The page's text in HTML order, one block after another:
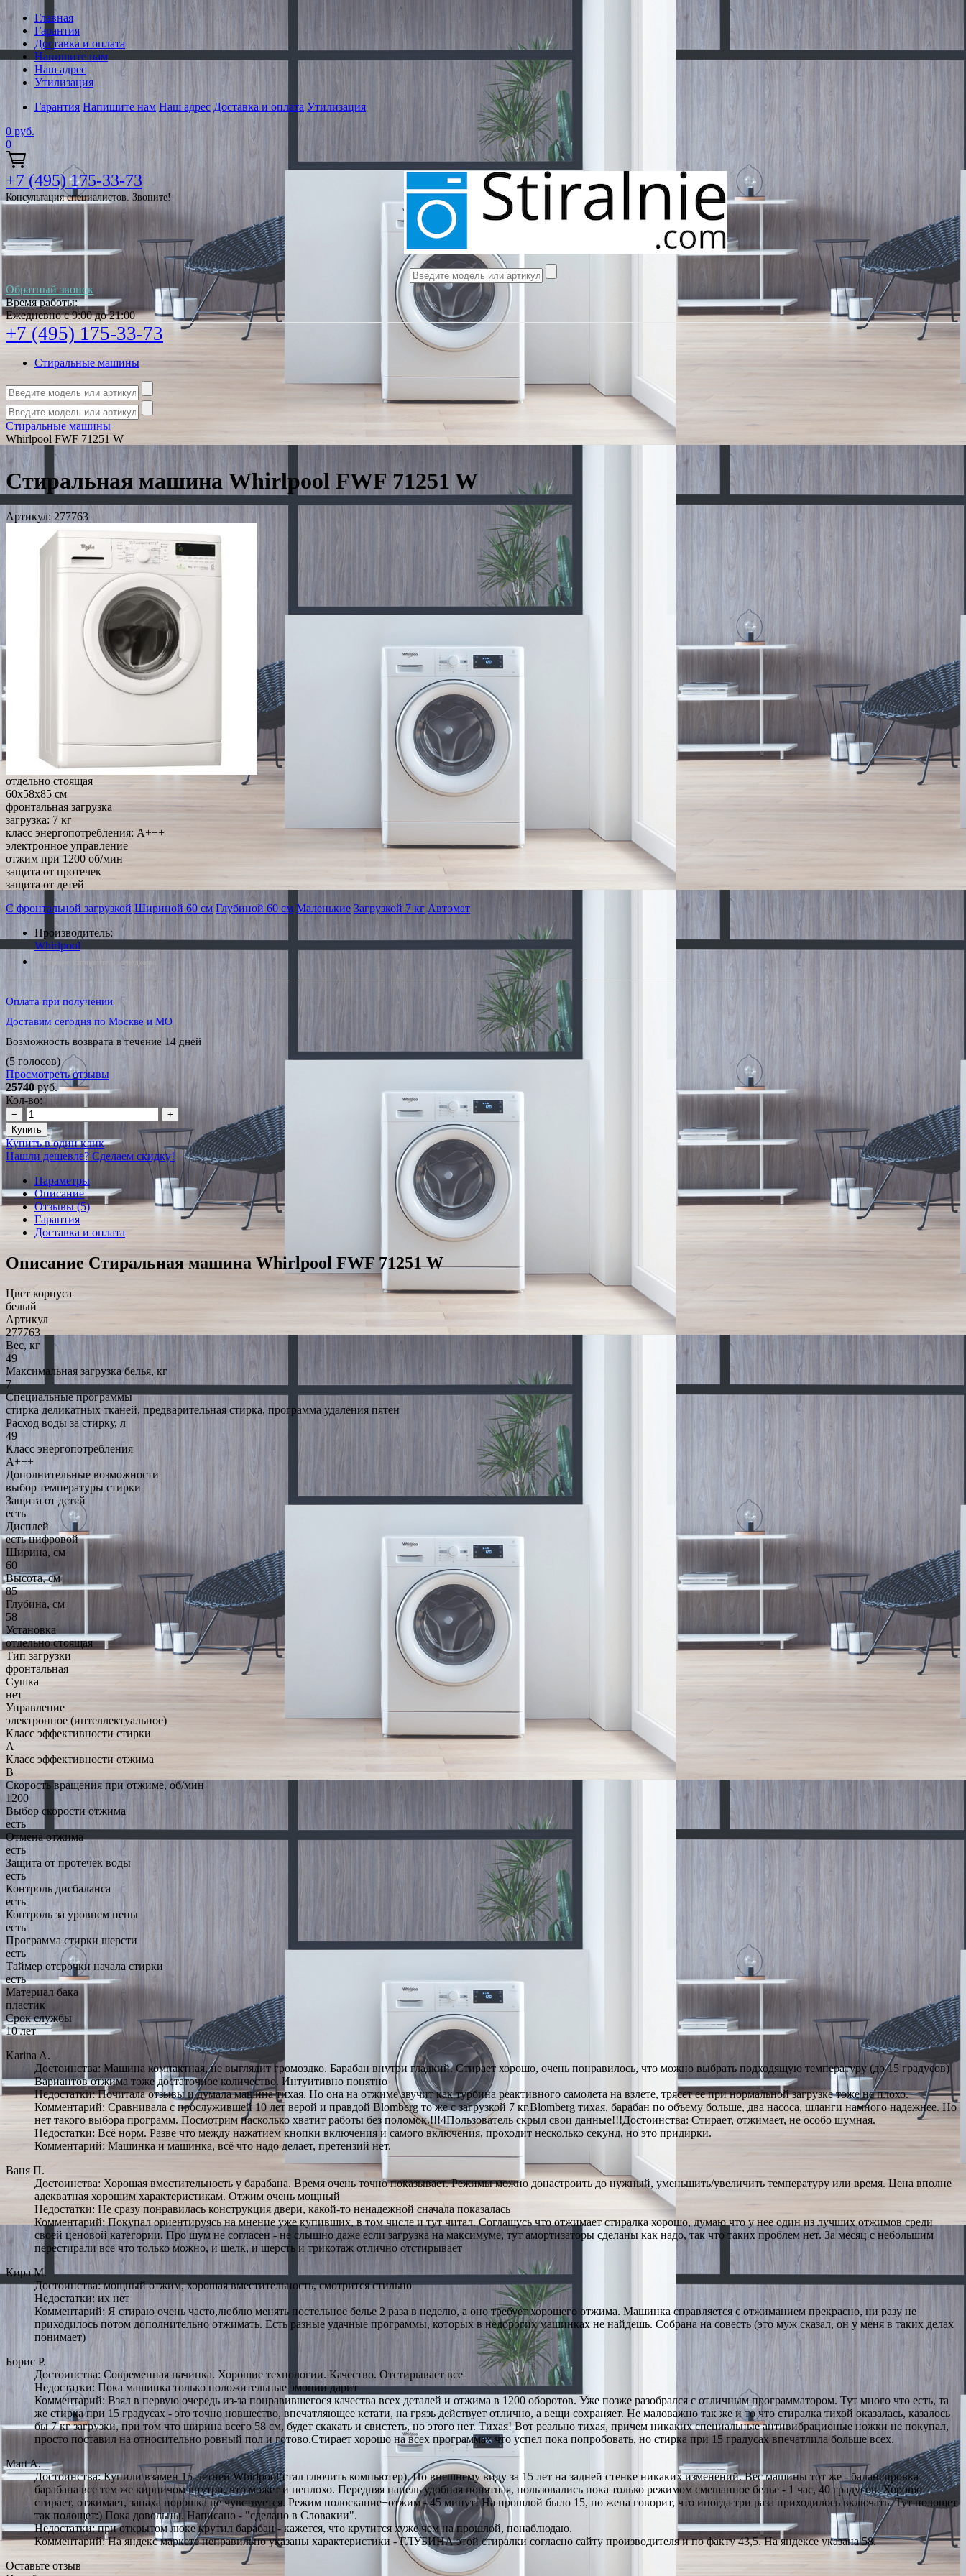
Главная
Гарантия
Доставка и оплата
Напишите нам
Наш адрес
Утилизация
Гарантия Напишите нам Наш адрес Доставка и оплата Утилизация
0 руб.
0
+7 (495) 175-33-73
Консультация специалистов. Звоните!
Обратный звонок
Время работы:
Ежедневно с 9:00 до 21:00
+7 (495) 175-33-73
Стиральные машины
Стиральные машины
Whirlpool FWF 71251 W
Стиральная машина Whirlpool FWF 71251 W
Артикул: 277763
отдельно стоящая
60x58x85 см
фронтальная загрузка
загрузка: 7 кг
класс энергопотребления: A+++
электронное управление
отжим при 1200 об/мин
защита от протечек
защита от детей
С фронтальной загрузкой Шириной 60 см Глубиной 60 см Маленькие Загрузкой 7 кг Автомат
Производитель:
Whirlpool
*Наличие уточняйте у менеджера
Оплата при получении
Доставим сегодня по Москве и МО
Возможность возврата в течение 14 дней
(5 голосов)
Просмотреть отзывы
25740руб.
Кол-во:
−
+
Купить
Купить в один клик
Нашли дешевле? Сделаем скидку!
Параметры
Описание
Отзывы (5)
Гарантия
Доставка и оплата
Описание Стиральная машина Whirlpool FWF 71251 W
Цвет корпуса
белый
Артикул
277763
Вес, кг
49
Максимальная загрузка белья, кг
7
Специальные программы
стирка деликатных тканей, предварительная стирка, программа удаления пятен
Расход воды за стирку, л
49
Класс энергопотребления
A+++
Дополнительные возможности
выбор температуры стирки
Защита от детей
есть
Дисплей
есть цифровой
Ширина, см
60
Высота, см
85
Глубина, см
58
Установка
отдельно стоящая
Тип загрузки
фронтальная
Сушка
нет
Управление
электронное (интеллектуальное)
Класс эффективности стирки
A
Класс эффективности отжима
B
Скорость вращения при отжиме, об/мин
1200
Выбор скорости отжима
есть
Отмена отжима
есть
Защита от протечек воды
есть
Контроль дисбаланса
есть
Контроль за уровнем пены
есть
Программа стирки шерсти
есть
Таймер отсрочки начала стирки
есть
Материал бака
пластик
Срок службы
10 лет
Karina A.
Достоинства: Машина компактная, не выглядит громоздко. Барабан внутри гладкий. Стирает хорошо, очень понравилось, что можно выбрать подходящую температуру (до 15 градусов)
Вариантов отжима тоже достаточное количество. Интуитивно понятно
Недостатки: Почитала отзывы и думала машина тихая. Но она на отжиме звучит как турбина реактивного самолета на взлете, трясет ее при нормальной загрузке тоже не плохо.
Комментарий: Сравнивала с прослужившей 10 лет верой и правдой Blomberg то же с загрузкой 7 кг.Blomberg тихая, барабан по объему больше, два насоса, шланги намного надежнее. Но
нет такого выбора программ. Посмотрим насколько хватит работы без поломок.!!!4Пользователь скрыл свои данные!!!Достоинства: Стирает, отжимает, не особо шумная.
Недостатки: Всё норм. Разве что между нажатием кнопки включения и самого включения, проходит несколько секунд, но это придирки.
Комментарий: Машинка и машинка, всё что надо делает, претензий нет.
Ваня П.
Достоинства: Хорошая вместительность у барабана. Время очень точно показывает. Режимы можно донастроить до нужный, уменьшить/увеличить температуру или время. Цена вполне
адекватная хорошим характеристикам. Отжим очень мощный
Недостатки: Не сразу понравилась конструкция двери, какой-то ненадежной сначала показалась
Комментарий: Покупал ориентируясь на мнение уже купивших, в том числе и тут читал. Соглашусь что отжимает стиралка хорошо, думаю что у нее один из лучших отжимов среди
своей ценовой категории. Про шум не согласен - не слышно даже если загрузка на максимуме, тут амортизаторы сделаны как надо, так что таких проблем нет. За месяц с небольшим
перестирали все что только можно, и шелк, и шерсть и трикотаж отлично отстирывает
Кира М.
Достоинства: мощный отжим, хорошая вместительность, смотрится стильно
Недостатки: их нет
Комментарий: Я стираю очень часто,люблю менять постельное белье 2 раза в неделю, а оно требует хорошего отжима. Машинка справляется с отжиманием прекрасно, ни разу не
приходилось потом дополнительно отжимать. Есть разные удачные программы, которых в недорогих машинках не найдешь. Собрана на совесть (это муж сказал, он у меня в таких делах
понимает)
Борис Р.
Достоинства: Современная начинка. Хорошие технологии. Качество. Отстирывает все
Недостатки: Пока машинка только положительные эмоции дарит
Комментарий: Взял в первую очередь из-за понравившегося качества всех деталей и отжима в 1200 оборотов. Уже позже разобрался с отличным программатором. Тут много что есть, та
же стирка при 15 градусах - это точно новшество, впечатляющее кстати, на грязь действует отлично, а вещи сохраняет. Не маловажно так же и то что стиралка тихой оказалась, казалось
бы 7 кг загрузки, при том что ширина всего 58 см, будет скакать и свистеть, но этого нет. Тихая! Вот реально тихая, причем никаких специальные антивибрационые ножки не покупал,
просто поставил на относительно ровный пол и готово.Стирает хорошо на всех программах что успел пока попробовать, но стирка при 15 градусах впечатлила больше всех.
Mart A.
Достоинства: Купили взамен 15-летней Whirlpool(стал глючить компьютер). По внешнему виду за 15 лет на задней стенке никаких изменений. Вес машины тот же - балансировка
барабана все тем же кирпичом внутри, что может и неплохо. Передняя панель удобная понятная, пользовались пока только режимом смешанное белье - 1 час, 40 градусов. Хорошо
стирает, отжимает, запаха порошка не чувствуется. Режим полоскание+отжим - 45 минут! На прошлой было 15, но жена говорит, что иногда три раза приходилось включать. Тут полощет
так полощет:) Пока довольны. Написано - "сделано в Словакии".
Недостатки: при открытом люке крутил барабан - кажется, что крутится хуже чем на прошлой, понаблюдаю.
Комментарий: На яндекс маркете неправильно указаны характеристики - ГЛУБИНА этой стиралки согласно сайту производителя и по факту 43,5. На яндексе указана 58.
Оставьте отзыв